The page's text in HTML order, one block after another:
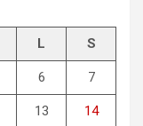
L S
6 7
13 14